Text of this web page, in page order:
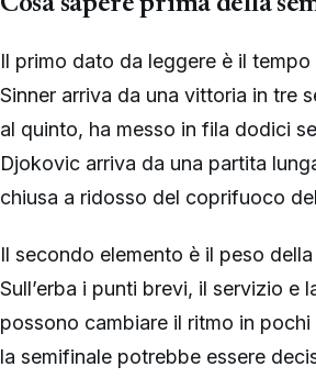
Il primo dato da leggere è il
Sinner arriva da una vittoria in tre
al quinto, ha messo in fila dodici
Djokovic arriva da una partita
chiusa a ridosso del coprifuoco
Il secondo elemento è il peso
Sull’erba i punti brevi, il servizio e
possono cambiare il ritmo in
la semifinale potrebbe essere